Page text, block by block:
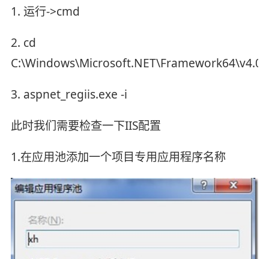
1. 运行->cmd
2. cd
3. aspnet_regiis.exe -i
此时我们需要检查一下IIS配置
1.在应用池添加一个项目专用应用程序名称